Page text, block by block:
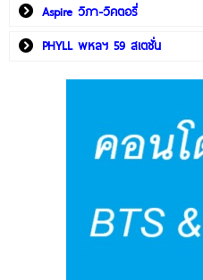
Aspire วิภา-วิคตอรี่
PHYLL พหลฯ 59 สเตชั่น